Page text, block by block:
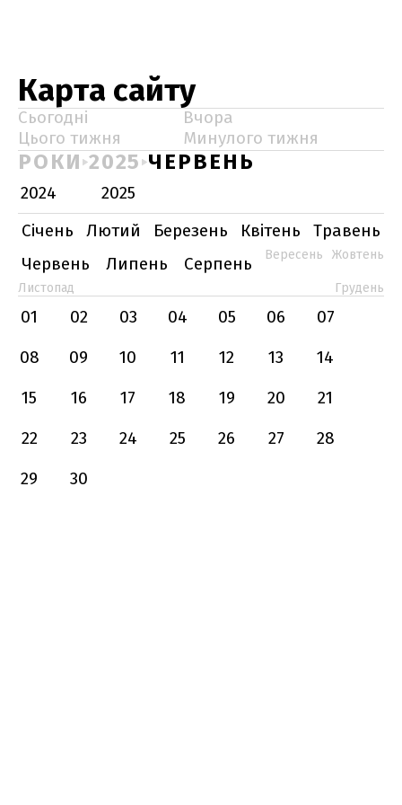
Карта сайту
Сьогодні
Вчора
Цього тижня
Минулого тижня
РОКИ 2025 ЧЕРВЕНЬ
2024
2025
Січень
Лютий Березень Квітень
Травень
Червень
Липень Серпень Вересень Жовтень
Листопад Грудень
01 02 03 04 05 06
07
08
09 10 11 12 13
14
15
16 17 18 19 20
21
22
23 24 25 26 27
28
29
30